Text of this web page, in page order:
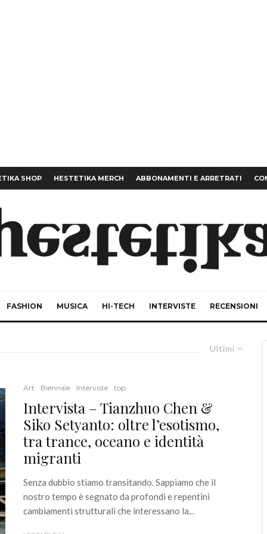
SHOP HESTETIKA MERCH ABBONAMENTI E ARRETRATI
FASHION MUSICA HI-TECH INTERVISTE RECENSIONI
Ultimi
Art Biennale Interviste top
Intervista – Tianzhuo Chen &
Siko Setyanto: oltre l’esotismo,
tra trance, oceano e identità
migranti
Senza dubbio stiamo transitando. Sappiamo che il
nostro tempo è segnato da profondi e repentini
cambiamenti strutturali che interessano la...